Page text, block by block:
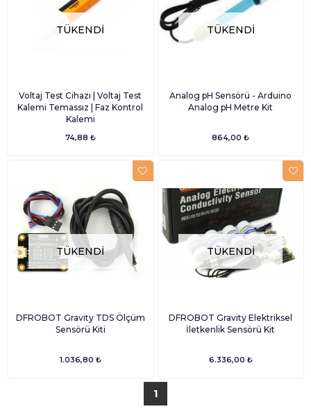
TÜKENDI
Voltaj Test Cihazı | Voltaj Test
Kalemi Temassız | Faz Kontrol
Kalemi
74,88 ₺
TÜKENDI
Analog pH Sensörü - Arduino
Analog pH Metre Kit
864,00 ₺
TÜKENDI
DFROBOT Gravity TDS Ölçüm
Sensörü Kiti
1.036,80 ₺
TÜKENDI
DFROBOT Gravity Elektriksel
İletkenlik Sensörü Kit
6.336,00 ₺
1